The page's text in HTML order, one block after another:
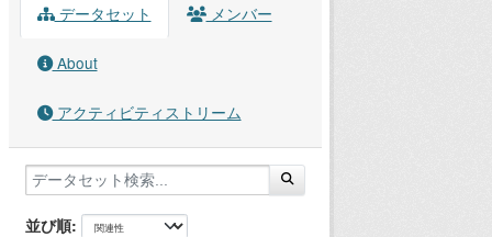
データセット メンバー
About
アクティビティストリーム
並び順